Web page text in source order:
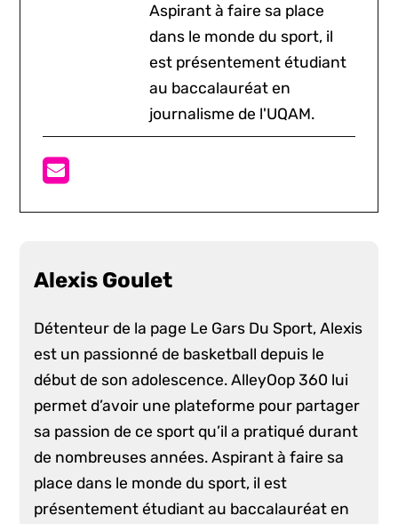
Aspirant à faire sa place
dans le monde du sport, il
est présentement étudiant
au baccalauréat en
journalisme de l'UQAM.
Alexis Goulet
Détenteur de la page Le Gars Du Sport, Alexis
est un passionné de basketball depuis le
début de son adolescence. AlleyOop 360 lui
permet d’avoir une plateforme pour partager
sa passion de ce sport qu’il a pratiqué durant
de nombreuses années. Aspirant à faire sa
place dans le monde du sport, il est
présentement étudiant au baccalauréat en